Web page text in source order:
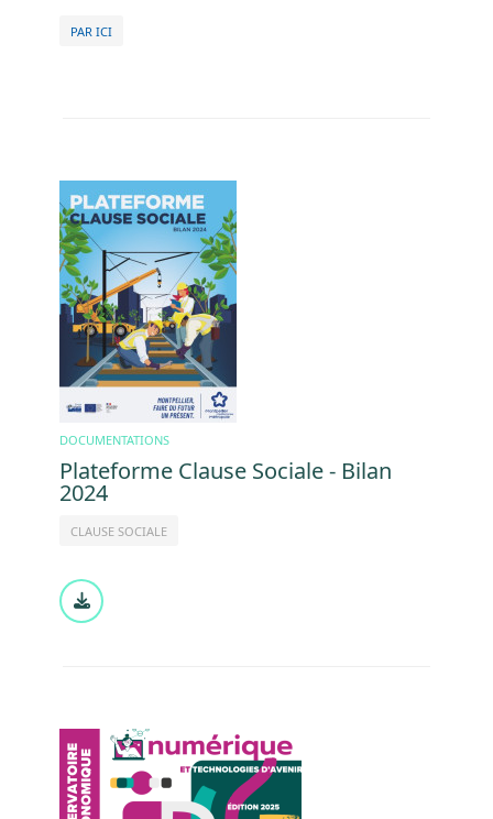
PAR ICI
Image
DOCUMENTATIONS
Plateforme Clause Sociale - Bilan
2024
CLAUSE SOCIALE
Document
Image